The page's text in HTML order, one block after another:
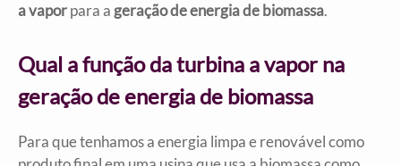
a vaporpara a geração de energia de biomassa.
Qual a função da turbina a vapor na
geração de energia de biomassa
Para que tenhamos a energia limpa e renovável como